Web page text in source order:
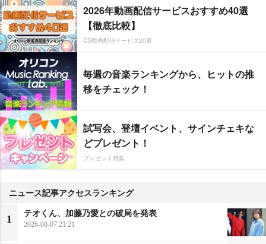
2026年動画配信サービスおすすめ40選
【徹底比較】
CS動画配信サービス20選
毎週の音楽ランキングから、ヒットの推
移をチェック！
試写会、登壇イベント、サインチェキな
どプレゼント！
プレゼント特集
ニュース記事アクセスランキング
1
テオくん、加藤乃愛との破局を発表
2026-08-07 21:21